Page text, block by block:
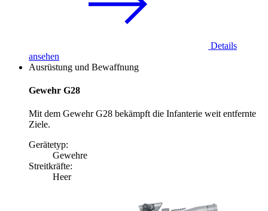
Details
ansehen
Ausrüstung und Bewaffnung
Gewehr G28
Mit dem Gewehr G28 bekämpft die Infanterie weit entfernte
Ziele.
Gerätetyp:
Gewehre
Streitkräfte:
Heer